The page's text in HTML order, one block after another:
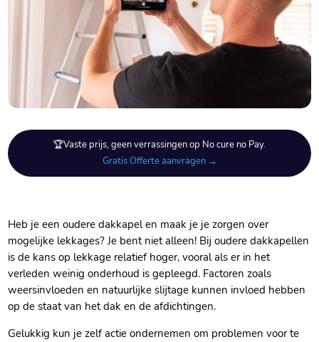
🏆Vaste prijs, geen verrassingen op No cure no Pay.
Gratis Offerte aanvragen →
Heb je een oudere dakkapel en maak je je zorgen over
mogelijke lekkages? Je bent niet alleen! Bij oudere dakkapellen
is de kans op lekkage relatief hoger, vooral als er in het
verleden weinig onderhoud is gepleegd.​ Factoren zoals
weersinvloeden en natuurlijke slijtage kunnen invloed hebben
op de staat van het dak en de afdichtingen.​
Gelukkig kun je zelf actie ondernemen om problemen voor te